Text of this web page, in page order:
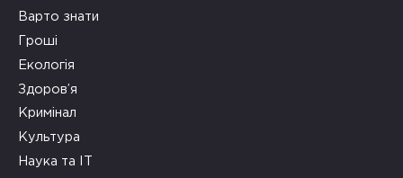
Варто знати
Гроші
Екологія
Здоров’я
Кримінал
Культура
Наука та ІТ